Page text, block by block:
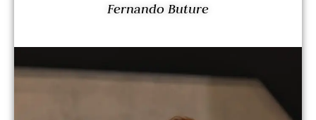
Fernando Buture